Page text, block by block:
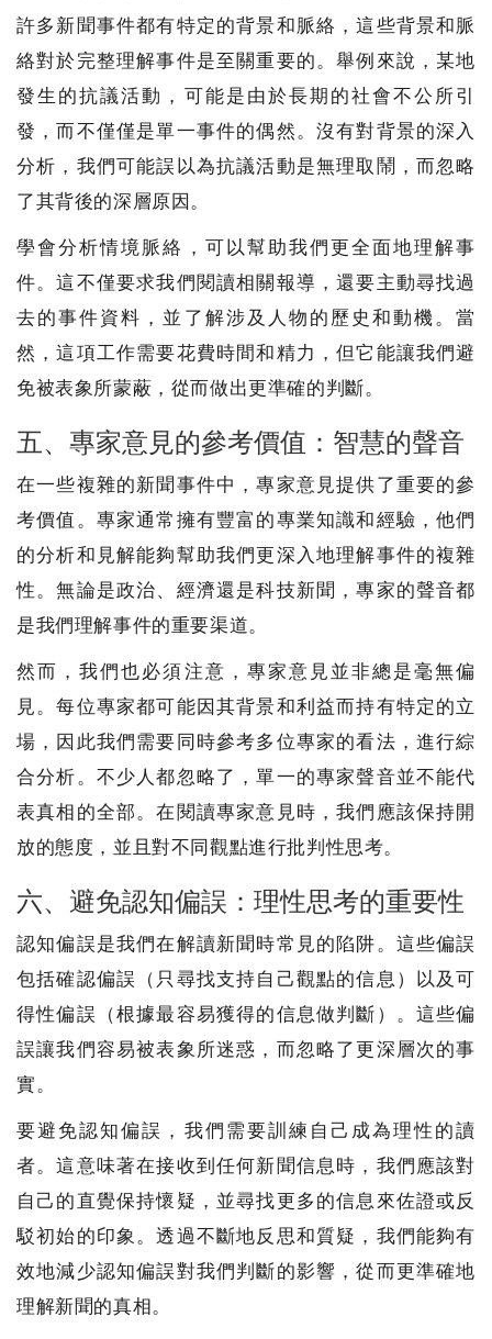
許多新聞事件都有特定的背景和脈絡，這些背景和脈
絡對於完整理解事件是至關重要的。舉例來說，某地
發生的抗議活動，可能是由於長期的社會不公所引
發，而不僅僅是單一事件的偶然。沒有對背景的深入
分析，我們可能誤以為抗議活動是無理取鬧，而忽略
了其背後的深層原因。
學會分析情境脈絡，可以幫助我們更全面地理解事
件。這不僅要求我們閱讀相關報導，還要主動尋找過
去的事件資料，並了解涉及人物的歷史和動機。當
然，這項工作需要花費時間和精力，但它能讓我們避
免被表象所蒙蔽，從而做出更準確的判斷。
五、專家意見的參考價值：智慧的聲音
在一些複雜的新聞事件中，專家意見提供了重要的參
考價值。專家通常擁有豐富的專業知識和經驗，他們
的分析和見解能夠幫助我們更深入地理解事件的複雜
性。無論是政治、經濟還是科技新聞，專家的聲音都
是我們理解事件的重要渠道。
然而，我們也必須注意，專家意見並非總是毫無偏
見。每位專家都可能因其背景和利益而持有特定的立
場，因此我們需要同時參考多位專家的看法，進行綜
合分析。不少人都忽略了，單一的專家聲音並不能代
表真相的全部。在閱讀專家意見時，我們應該保持開
放的態度，並且對不同觀點進行批判性思考。
六、避免認知偏誤：理性思考的重要性
認知偏誤是我們在解讀新聞時常見的陷阱。這些偏誤
包括確認偏誤（只尋找支持自己觀點的信息）以及可
得性偏誤（根據最容易獲得的信息做判斷）。這些偏
誤讓我們容易被表象所迷惑，而忽略了更深層次的事
實。
要避免認知偏誤，我們需要訓練自己成為理性的讀
者。這意味著在接收到任何新聞信息時，我們應該對
自己的直覺保持懷疑，並尋找更多的信息來佐證或反
駁初始的印象。透過不斷地反思和質疑，我們能夠有
效地減少認知偏誤對我們判斷的影響，從而更準確地
理解新聞的真相。